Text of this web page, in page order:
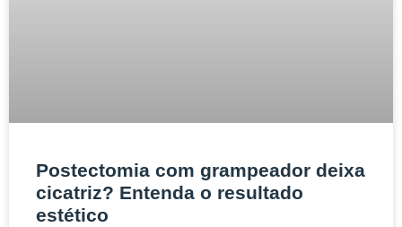
Postectomia com grampeador deixa
cicatriz? Entenda o resultado
estético